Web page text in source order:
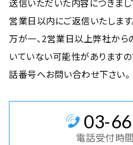
送信いただいた内容につきま
営業日以内にご返信いたします
万が一、2営業日以上弊社から
いていない可能性があります
話番号へお問い合わせ下さい。
03-
電話受付時間